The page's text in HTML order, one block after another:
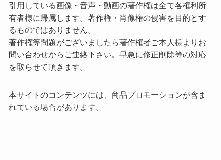
引用している画像・音声・動画の著作権は全て各権利所
有者様に帰属します。著作権・肖像権の侵害を目的とす
るものではありません。
著作権等問題がございましたら著作権者ご本人様よりお
問い合わせからご連絡下さい。早急に修正削除等の対応
を取らせて頂きます。
本サイトのコンテンツには、商品プロモーションが含ま
れている場合があります。